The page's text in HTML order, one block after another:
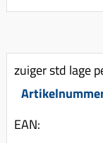
Led
Motorblok
Pakking
Powerfilter
Schakel (delen)
Kickstart
Spiegels
Scooter
Scooter
Crossbril
zuiger std lage
EAN: